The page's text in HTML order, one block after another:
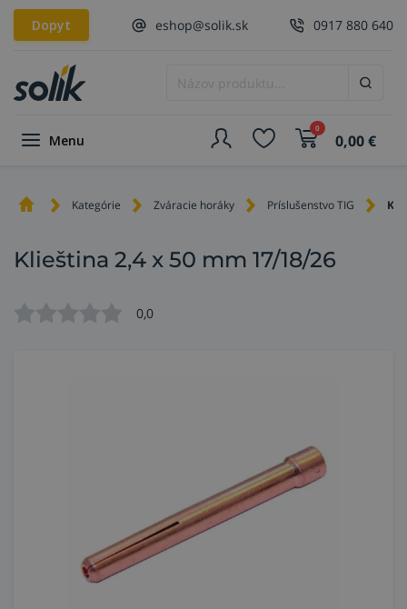
Dopyt eshop@solik.sk 0917 880 640
Menu
0
0,00€
Kategórie Zváracie horáky Príslušenstvo TIG
Klieština 2,4 x 50 mm 17/18/26
0,0